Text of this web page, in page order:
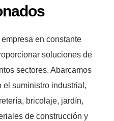
en constante
soluciones de
sectores. Abarcamos
el suministro industrial,
bricolaje, jardín,
de construcción y